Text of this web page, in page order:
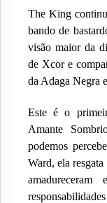
The King
bando de
visão maior da
de Xcor e
da Adaga Negra
Este é o
Amante
podemos
Ward, ela